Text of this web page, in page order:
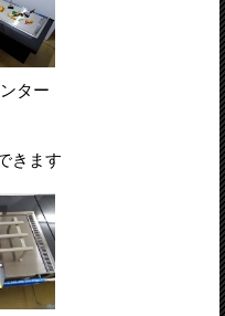
ター
きます